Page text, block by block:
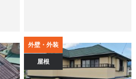
外壁・外装
屋根